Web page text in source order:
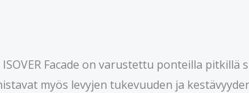
ISOVER Facade on varustettu ponteilla
myös levyjen tukevuuden ja